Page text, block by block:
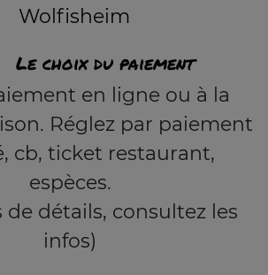
Wolfisheim
Le choix du paiement
en ligne ou à la
Réglez par paiement
cb, ticket restaurant,
espèces.
de détails, consultez les
infos)